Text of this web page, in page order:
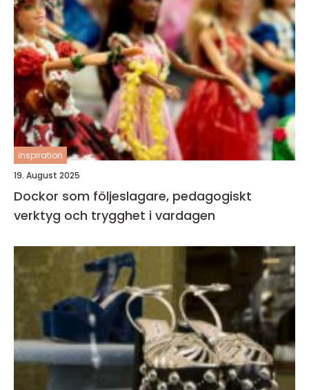
inspiration
19. August 2025
Dockor som följeslagare, pedagogiskt
verktyg och trygghet i vardagen